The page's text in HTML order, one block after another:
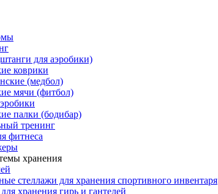
для аэробики)
коврики
(медбол)
мячи (фитбол)
палки (бодибар)
тренинг
фитнеса
хранения
стеллажи для хранения спортивного инвентаря
хранения гирь и гантелей